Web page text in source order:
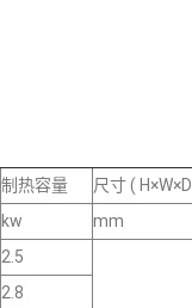
制热容量
尺寸 (
kw
mm
2.5
2.8